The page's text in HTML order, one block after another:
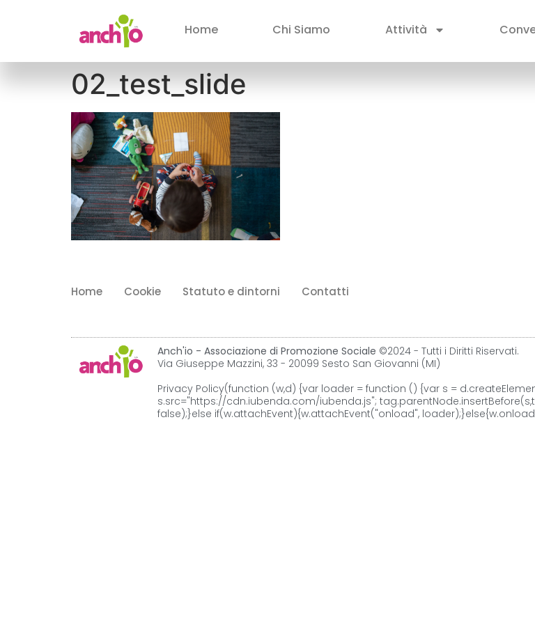
Home Chi Siamo Attività
02_test_slide
Home Cookie Statuto e dintorni Contatti
Anch'io - Associazione di Promozione Sociale ©2024 - Tutti i Diritti Riservati.
Via Giuseppe Mazzini, 33 - 20099 Sesto San Giovanni (MI)
Privacy Policy(function (w,d) {var loader = function () {var s =
s.src="https://cdn.iubenda.com/iubenda.js";
false);}else if(w.attachEvent){w.attachEvent("onload",